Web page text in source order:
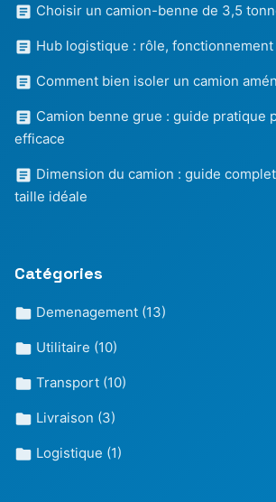
Choisir un camion-benne de 3,5
Hub logistique : rôle, fonctionnement
Comment bien isoler un camion
Camion benne grue : guide pratique
efficace
Dimension du camion : guide
taille idéale
Catégories
Demenagement (13)
Utilitaire (10)
Transport (10)
Livraison (3)
Logistique (1)